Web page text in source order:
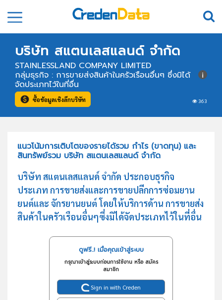
บริษัท สแตนเลสแลนด์ จำกัด
STAINLESSLAND COMPANY LIMITED
363
กลุ่มธุรกิจ : การขายส่งสินค้าในครัวเรือนอื่นๆ ซึ่งมิได้
จัดประเภทไว้ในที่อื่น
ซื้อข้อมูลเชิงลึกบริษัท
แนวโน้มการเติบโตของรายได้รวม กำไร (ขาดทุน) และ
สินทรัพย์รวม บริษัท สแตนเลสแลนด์ จำกัด
บริษัท สแตนเลสแลนด์ จำกัด ประกอบธุรกิจ
ประเภท การขายส่งและการขายปลีกการซ่อมยาน
ยนต์และ จักรยานยนต์ โดยให้บริการด้าน การขายส่ง
สินค้าในครัวเรือนอื่นๆซึ่งมิได้จัดประเภทไว้ในที่อื่น
ดูฟรี..! เมื่อคุณเข้าสู่ระบบ
กรุณาเข้าสู่ระบบก่อนการใช้งาน หรือ สมัคร
สมาชิก
Sign in with Creden